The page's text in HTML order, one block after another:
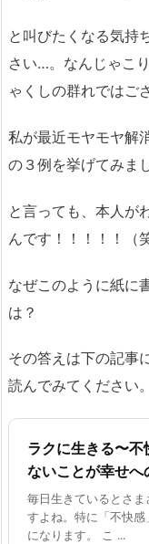
と叫びたくなる気持
さい…。なんじゃこ
ゃくしの群れではご
私が最近モヤモヤ解
の３例を挙げてみま
と言っても、本人が
んです！！！！！（
なぜこのように紙に
は？
その答えは下の記事
読んでみてください
ラクに生きる〜
ないことが幸せへ
毎日生きているとさま
すよね。特に「不快
になります。 こ ...